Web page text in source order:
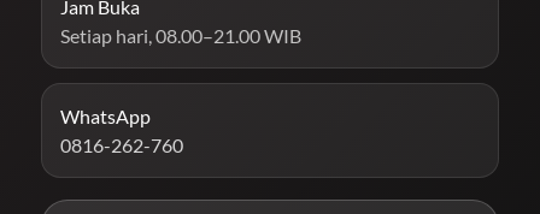
Jam Buka
Setiap hari, 08.00–21.00 WIB
WhatsApp
0816-262-760